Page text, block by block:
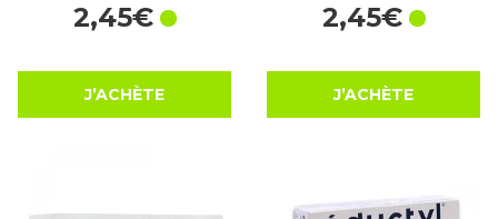
2,45€
J’ACHÈTE
2,45€
J’ACHÈTE